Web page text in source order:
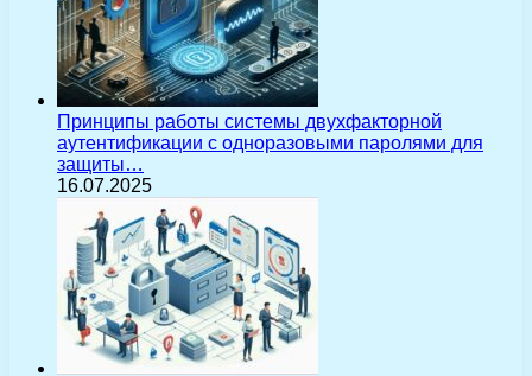
Принципы работы системы двухфакторной
аутентификации с одноразовыми паролями для
защиты…
16.07.2025